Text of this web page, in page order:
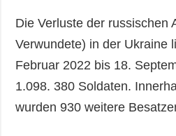
Die Verluste der russischen
Verwundete) in der Ukraine
Februar 2022 bis 18.
1.098. 380 Soldaten.
wurden 930 weitere